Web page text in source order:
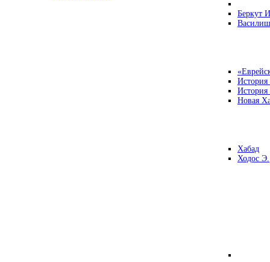
Беркут
Новая
Хабад
Ходос Э.